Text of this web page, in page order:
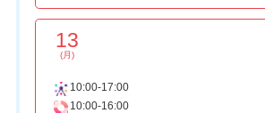
13
(月)
10:00-17:00
10:00-16:00